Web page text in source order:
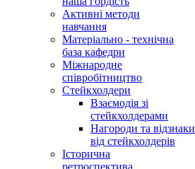
Активні методи
навчання
Матеріально - технічна
база кафедри
Міжнародне
співробітництво
Стейкхолдери
Взаємодія зі
стейкхолдерами
Нагороди та відзнаки
від стейкхолдерів
Історична